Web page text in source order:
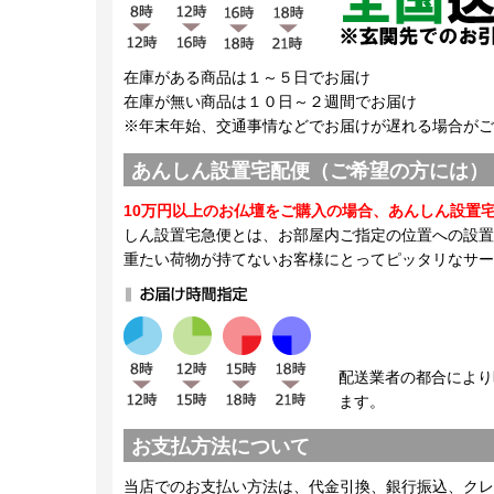
在庫がある商品は１～５日でお届け
在庫が無い商品は１０日～２週間でお届け
※年末年始、交通事情などでお届けが遅れる場合が
あんしん設置宅配便（ご希望の方には）
10万円以上のお仏壇をご購入の場合、あんしん設置
しん設置宅急便とは、お部屋内ご指定の位置への設
重たい荷物が持てないお客様にとってピッタリなサ
配送業者の都合によ
ます。
お支払方法について
当店でのお支払い方法は、代金引換、銀行振込、ク